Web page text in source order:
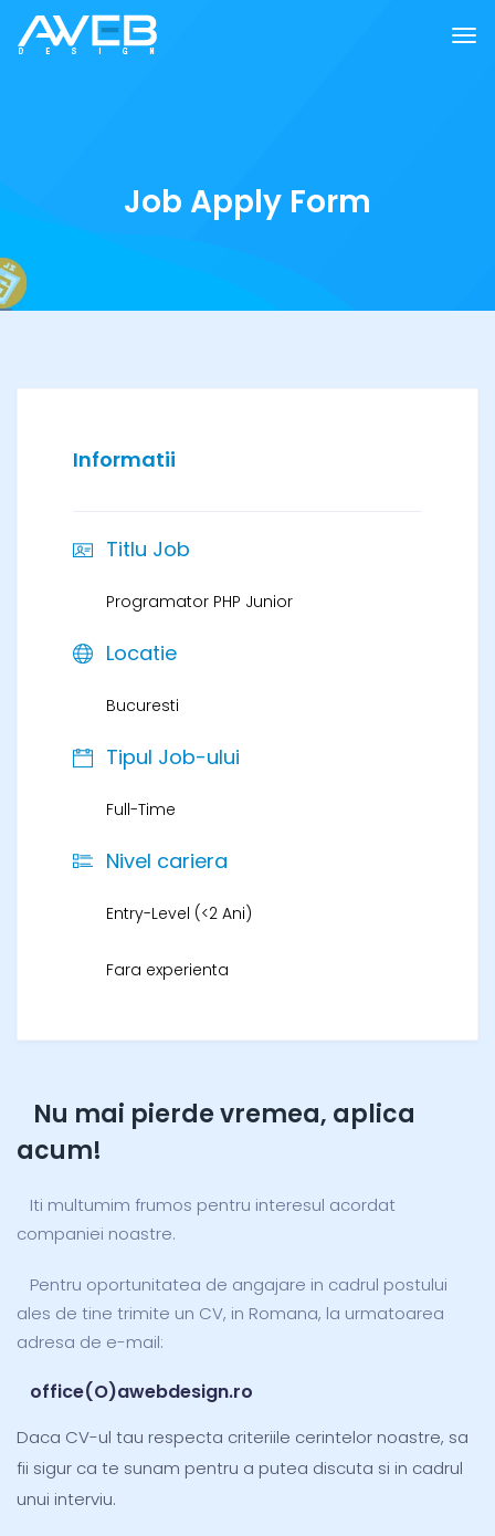
Job Apply Form
Informatii
Titlu Job
Programator PHP Junior
Locatie
Bucuresti
Tipul Job-ului
Full-Time
Nivel cariera
Entry-Level (<2 Ani)
Fara experienta
Nu mai pierde vremea, aplica
acum!
Iti multumim frumos pentru interesul acordat
companiei noastre.
Pentru oportunitatea de angajare in cadrul postului
ales de tine trimite un CV, in Romana, la urmatoarea
adresa de e-mail:
office(O)awebdesign.ro
Daca CV-ul tau respecta criteriile cerintelor noastre, sa
fii sigur ca te sunam pentru a putea discuta si in cadrul
unui interviu.